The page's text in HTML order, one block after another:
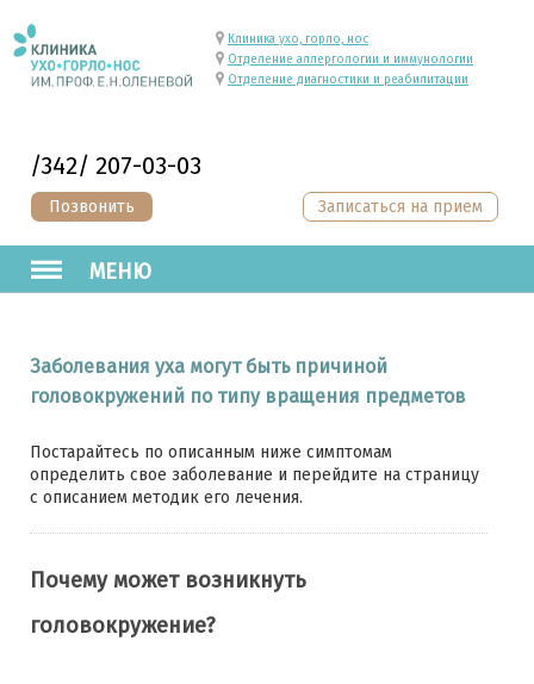
/342/ 207-03-03
Позвонить
Клиника ухо, горло, нос
Отделение аллергологии и иммунологии
Отделение диагностики и реабилитации
МЕНЮ
Записаться на прием
Заболевания уха могут быть причиной
головокружений по типу вращения предметов
Постарайтесь по описанным ниже симптомам
определить свое заболевание и перейдите на страницу
с описанием методик его лечения.
Почему может возникнуть
головокружение?